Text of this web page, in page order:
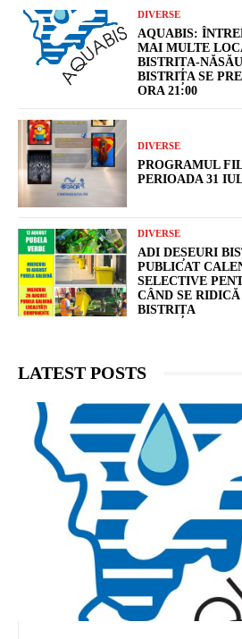
DIVERSE
AQUABIS:
MAI MULTE
BISTRIȚA-
BISTRIȚA SE
ORA 21:00
DIVERSE
PROGRAMUL
PERIOADA 31
DIVERSE
ADI DEȘEURI
PUBLICAT
SELECTIVE
CÂND SE
BISTRIȚA
LATEST POSTS